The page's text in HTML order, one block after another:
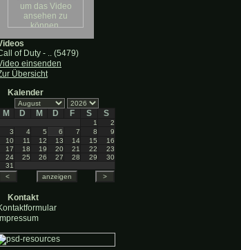
of Duty - .. (5479)
einsenden
Übersicht
Kalender
M D M D F S S
1
2
3
4 5 6 7 8
9
10
11 12 13 14 15
16
17
18 19 20 21 22
23
24
25 26 27 28 29
30
31
Kontakt
Impressum